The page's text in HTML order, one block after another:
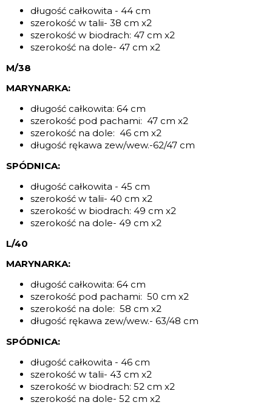
długość całkowita - 44 cm
szerokość w talii- 38 cm x2
szerokość w biodrach: 47 cm x2
szerokość na dole- 47 cm x2
M/38
MARYNARKA:
długość całkowita: 64 cm
szerokość pod pachami: 47 cm x2
szerokość na dole: 46 cm x2
długość rękawa zew/wew.-62/47 cm
SPÓDNICA:
długość całkowita - 45 cm
szerokość w talii- 40 cm x2
szerokość w biodrach: 49 cm x2
szerokość na dole- 49 cm x2
L/40
MARYNARKA:
długość całkowita: 64 cm
szerokość pod pachami: 50 cm x2
szerokość na dole: 58 cm x2
długość rękawa zew/wew.- 63/48 cm
SPÓDNICA:
długość całkowita - 46 cm
szerokość w talii- 43 cm x2
szerokość w biodrach: 52 cm x2
szerokość na dole- 52 cm x2